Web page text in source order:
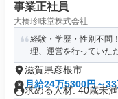
事業正社員
大橋珍味堂株式会社
経験・学歴・性別不問
理、運営を行っていた
滋賀県彦根市
月給24万5300円～
求める人材: 40歳未